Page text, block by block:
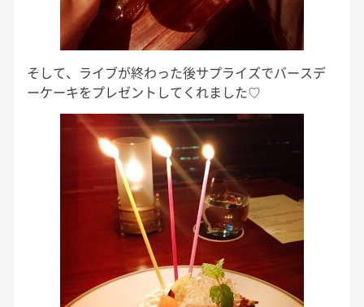
そして、ライブが終わった後サプライズでバースデ
ーケーキをプレゼントしてくれました♡